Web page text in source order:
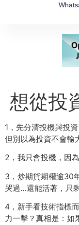
想從投
1，先分清投機與投
但別以為投資不會輸
2，我只會投機，因
3，炒期貨期權逾30
哭過…還能活著，只
4，新手看技術指標
力一擊？真相是：如